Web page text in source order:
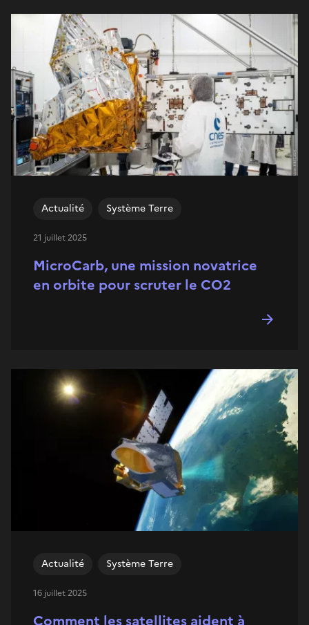
MicroCarb, une mission novatrice
en orbite pour scruter le CO2
Actualité Système Terre
21 juillet 2025
Comment les satellites aident à
Actualité Système Terre
16 juillet 2025